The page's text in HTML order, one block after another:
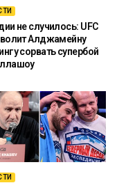
не случилось: UFC
Алджамейну
сорвать супербой